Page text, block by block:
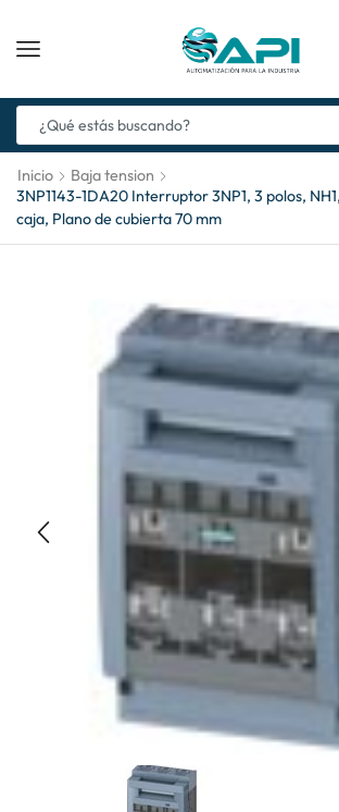
Inicio
Baja tension
3NP1143-1DA20 Interruptor 3NP1, 3 polos,
caja, Plano de cubierta 70 mm